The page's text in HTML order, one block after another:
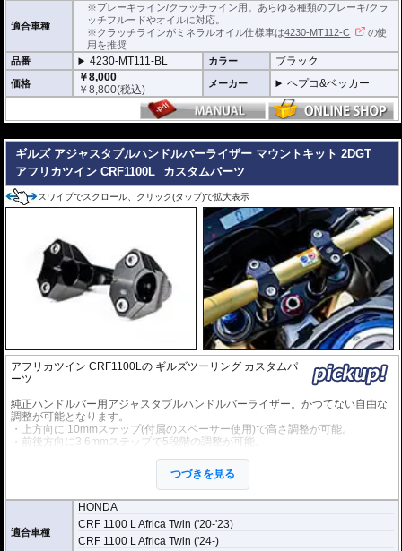
適合車種
※ブレーキライン/クラッチライン用。あらゆる種類のブレーキ/クラ
ッチフルードやオイルに対応。
※クラッチラインがミネラルオイル仕様車は4230-MT112-C
の使
用を推奨
品番
4230-MT111-BL カラー ブラック
価格
￥8,000
￥8,800(税込) メーカー ヘプコ&ベッカー
ギルズ アジャスタブルハンドルバーライザー マウントキット 2DGT
アフリカツイン CRF1100L
カスタムパーツ
スワイプでスクロール、クリック(タップ)で拡大表示
アフリカツイン CRF1100Lの ギルズツーリング カスタムパ
ーツ
純正ハンドルバー用アジャスタブルハンドルバーライザー。かつてない自由な
調整が可能となります。
・上方向に 10mmステップ(付属のスペーサー使用)で高さ調整が可能。
・前後方向に3.6mmステップで5段階の調整が可能。
合計15ボジションの中から選択が可能。
アルミビレットからの削り出しにアルマイト処理を施した、見た目もにも美し
い仕上がりの逸品。
つづきを見る
適合車種
HONDA
CRF 1100 L Africa Twin ('20-'23)
CRF 1100 L Africa Twin ('24-)